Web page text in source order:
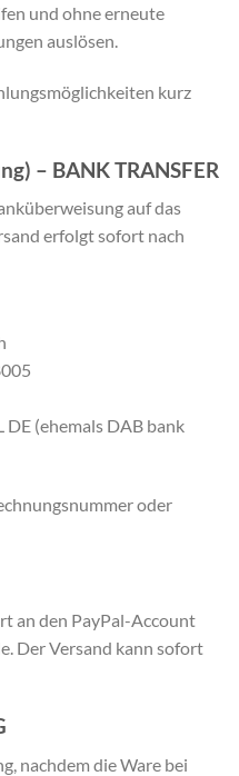
und ohne erneute
auslösen.
kurz
– BANK TRANSFER
auf das
erfolgt sofort nach
DE (ehemals DAB bank
oder
an den PayPal-Account
Der Versand kann sofort
nachdem die Ware bei